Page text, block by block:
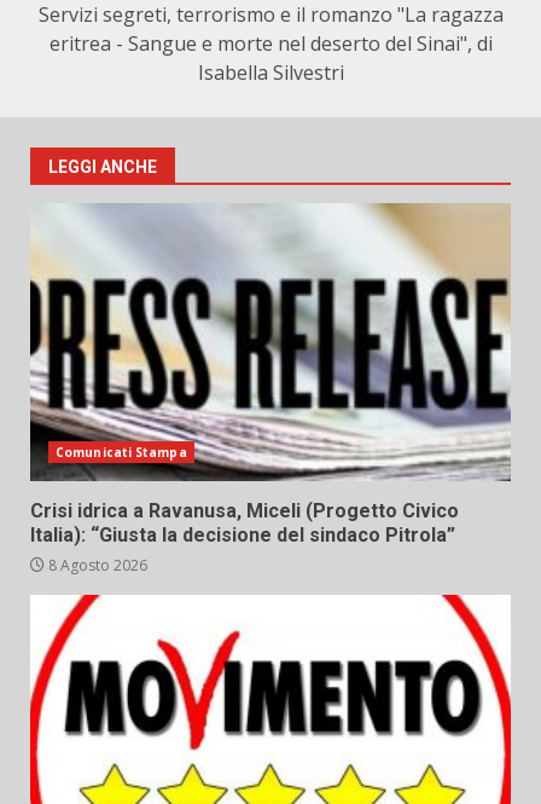
Servizi segreti, terrorismo e il romanzo "La ragazza
eritrea - Sangue e morte nel deserto del Sinai", di
Isabella Silvestri
LEGGI ANCHE
Comunicati Stampa
Crisi idrica a Ravanusa, Miceli (Progetto Civico
Italia): “Giusta la decisione del sindaco Pitrola”
8 Agosto 2026